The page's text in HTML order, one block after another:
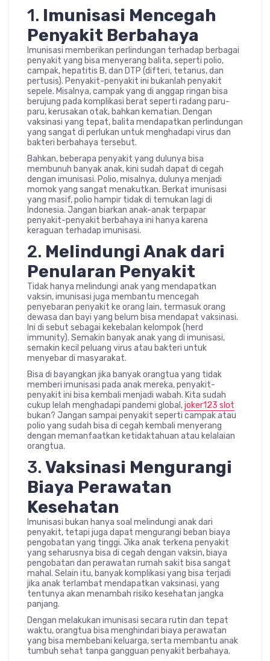
1. Imunisasi Mencegah
Penyakit Berbahaya
Imunisasi memberikan perlindungan terhadap berbagai
penyakit yang bisa menyerang balita, seperti polio,
campak, hepatitis B, dan DTP (difteri, tetanus, dan
pertusis). Penyakit-penyakit ini bukanlah penyakit
sepele. Misalnya, campak yang di anggap ringan bisa
berujung pada komplikasi berat seperti radang paru-
paru, kerusakan otak, bahkan kematian. Dengan
vaksinasi yang tepat, balita mendapatkan perlindungan
yang sangat di perlukan untuk menghadapi virus dan
bakteri berbahaya tersebut.
Bahkan, beberapa penyakit yang dulunya bisa
membunuh banyak anak, kini sudah dapat di cegah
dengan imunisasi. Polio, misalnya, dulunya menjadi
momok yang sangat menakutkan. Berkat imunisasi
yang masif, polio hampir tidak di temukan lagi di
Indonesia. Jangan biarkan anak-anak terpapar
penyakit-penyakit berbahaya ini hanya karena
keraguan terhadap imunisasi.
2. Melindungi Anak dari
Penularan Penyakit
Tidak hanya melindungi anak yang mendapatkan
vaksin, imunisasi juga membantu mencegah
penyebaran penyakit ke orang lain, termasuk orang
dewasa dan bayi yang belum bisa mendapat vaksinasi.
Ini di sebut sebagai kekebalan kelompok (herd
immunity). Semakin banyak anak yang di imunisasi,
semakin kecil peluang virus atau bakteri untuk
menyebar di masyarakat.
Bisa di bayangkan jika banyak orangtua yang tidak
memberi imunisasi pada anak mereka, penyakit-
penyakit ini bisa kembali menjadi wabah. Kita sudah
cukup lelah menghadapi pandemi global,joker123 slot
bukan? Jangan sampai penyakit seperti campak atau
polio yang sudah bisa di cegah kembali menyerang
dengan memanfaatkan ketidaktahuan atau kelalaian
orangtua.
3. Vaksinasi Mengurangi
Biaya Perawatan
Kesehatan
Imunisasi bukan hanya soal melindungi anak dari
penyakit, tetapi juga dapat mengurangi beban biaya
pengobatan yang tinggi. Jika anak terkena penyakit
yang seharusnya bisa di cegah dengan vaksin, biaya
pengobatan dan perawatan rumah sakit bisa sangat
mahal. Selain itu, banyak komplikasi yang bisa terjadi
jika anak terlambat mendapatkan vaksinasi, yang
tentunya akan menambah risiko kesehatan jangka
panjang.
Dengan melakukan imunisasi secara rutin dan tepat
waktu, orangtua bisa menghindari biaya perawatan
yang bisa membebani keluarga, serta membantu anak
tumbuh sehat tanpa gangguan penyakit berbahaya.